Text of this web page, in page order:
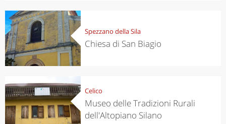
Spezzano della Sila
Chiesa di San Biagio
Celico
Museo delle Tradizioni Rurali
dell'Altopiano Silano